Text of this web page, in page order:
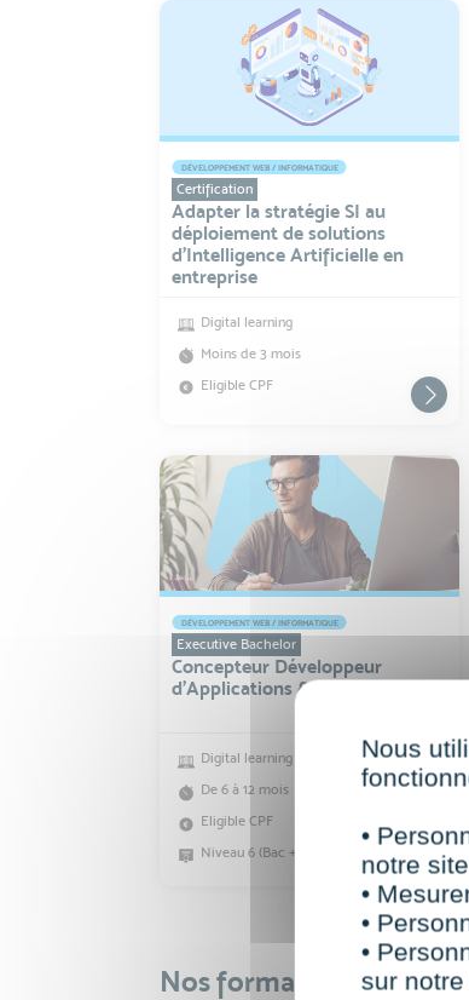
DÉVELOPPEMENT WEB / INFORMATIQUE
Certification
Adapter la stratégie SI au
déploiement de solutions
d’Intelligence Artificielle en
entreprise
Digital learning
Moins de 3 mois
Eligible CPF
DÉVELOPPEMENT WEB / INFORMATIQUE
Executive Bachelor
Concepteur Développeur
d’Applications & IA
Digital learning
De 6 à 12 mois
Eligible CPF
Niveau 6 (Bac +3)
Nos formations courtes
Nous
•
notre site
•
•
•
sur